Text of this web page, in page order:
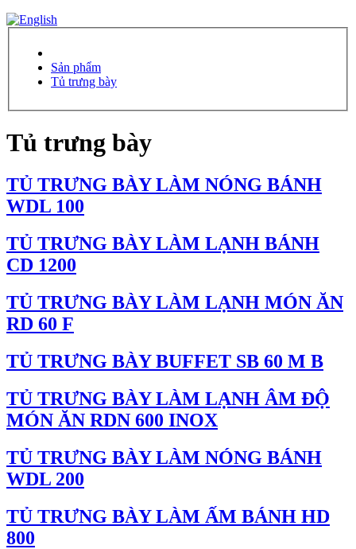
Sản phẩm
Tủ trưng bày
Tủ trưng bày
TỦ TRƯNG BÀY LÀM NÓNG BÁNH
WDL 100
TỦ TRƯNG BÀY LÀM LẠNH BÁNH
CD 1200
TỦ TRƯNG BÀY LÀM LẠNH MÓN ĂN
RD 60 F
TỦ TRƯNG BÀY BUFFET SB 60 M B
TỦ TRƯNG BÀY LÀM LẠNH ÂM ĐỘ
MÓN ĂN RDN 600 INOX
TỦ TRƯNG BÀY LÀM NÓNG BÁNH
WDL 200
TỦ TRƯNG BÀY LÀM ẤM BÁNH HD
800